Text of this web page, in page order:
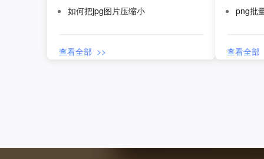
如何把jpg图片压缩小
查看全部 >>
png批
查看全部